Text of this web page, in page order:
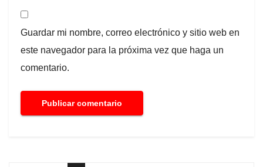
Guardar mi nombre, correo electrónico y sitio web en
este navegador para la próxima vez que haga un
comentario.